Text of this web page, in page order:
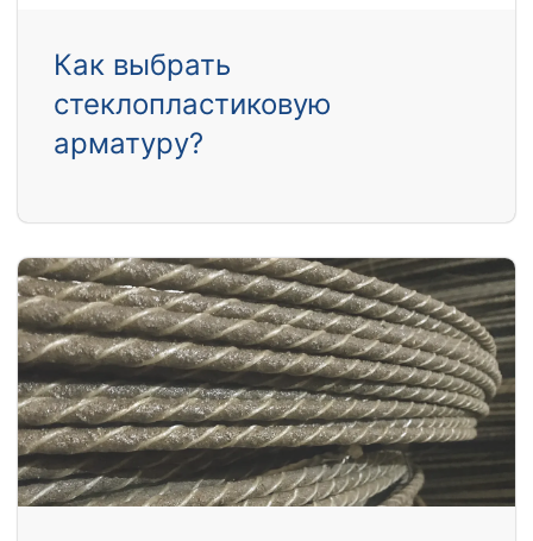
Как выбрать
стеклопластиковую
арматуру?